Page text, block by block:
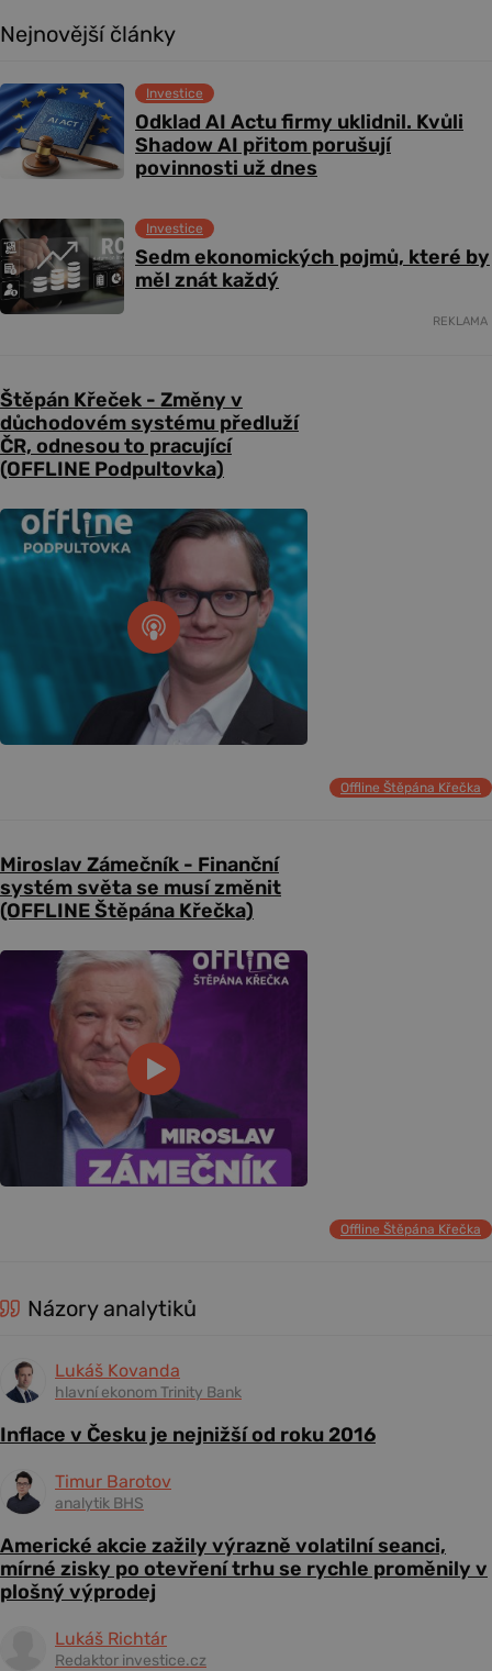
Nejnovější články
Odklad AI Actu firmy uklidnil. Kvůli
Shadow AI přitom porušují
povinnosti už dnes
Investice
Sedm ekonomických pojmů, které by
měl znát každý
Investice
REKLAMA
Štěpán Křeček - Změny v
důchodovém systému předluží
ČR, odnesou to pracující
(OFFLINE Podpultovka)
Offline Štěpána Křečka
Miroslav Zámečník - Finanční
systém světa se musí změnit
(OFFLINE Štěpána Křečka)
Offline Štěpána Křečka
Názory analytiků
Lukáš Kovanda
hlavní ekonom Trinity Bank
Inflace v Česku je nejnižší od roku 2016
Timur Barotov
analytik BHS
Americké akcie zažily výrazně volatilní seanci,
mírné zisky po otevření trhu se rychle proměnily v
plošný výprodej
Lukáš Richtár
Redaktor investice.cz